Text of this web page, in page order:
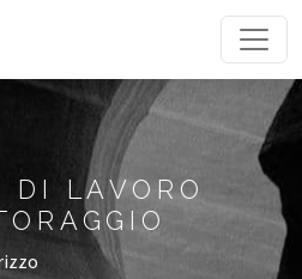
DI LAVORO